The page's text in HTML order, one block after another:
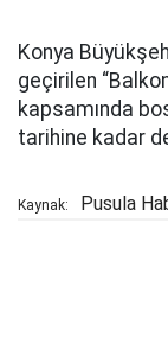
Konya
geçirilen
kapsamında
tarihine kadar
Kaynak: Pusula